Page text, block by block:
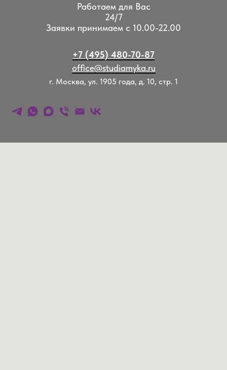
Работаем для Вас
24/7
Заявки принимаем с 10.00-22.00
+7 (495) 480-70-87
office@studiamyka.ru
г. Москва, ул. 1905 года, д. 10, стр. 1